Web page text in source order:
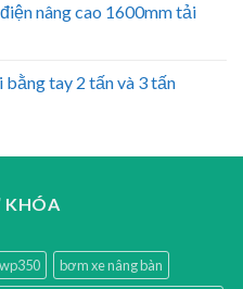
nâng cao 1600mm tải
tay 2 tấn và 3 tấn
KHÓA
bơm xe nâng bàn